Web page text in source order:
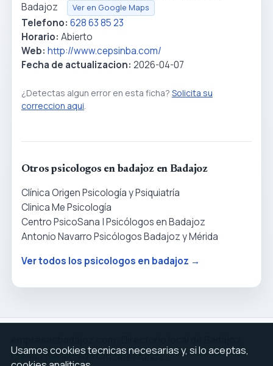
Badajoz
Ver en Google Maps
Telefono: 628 63 85 23
Horario: Abierto
Web: http://www.cepsinba.com/
Fecha de actualizacion: 2026-04-07
¿Detectas algun error en esta ficha? Solicita su
correccion aqui
Otros psicologos en badajoz en Badajoz
Clínica Origen Psicología y Psiquiatría
Clinica Me Psicología
Centro PsicoSana | Psicólogos en Badajoz
Antonio Navarro Psicólogos Badajoz y Mérida
Ver todos los psicologos en badajoz →
Creado por Ricardo Cruzate Muñoz ·
Usamos cookies tecnicas necesarias y, si lo aceptas,